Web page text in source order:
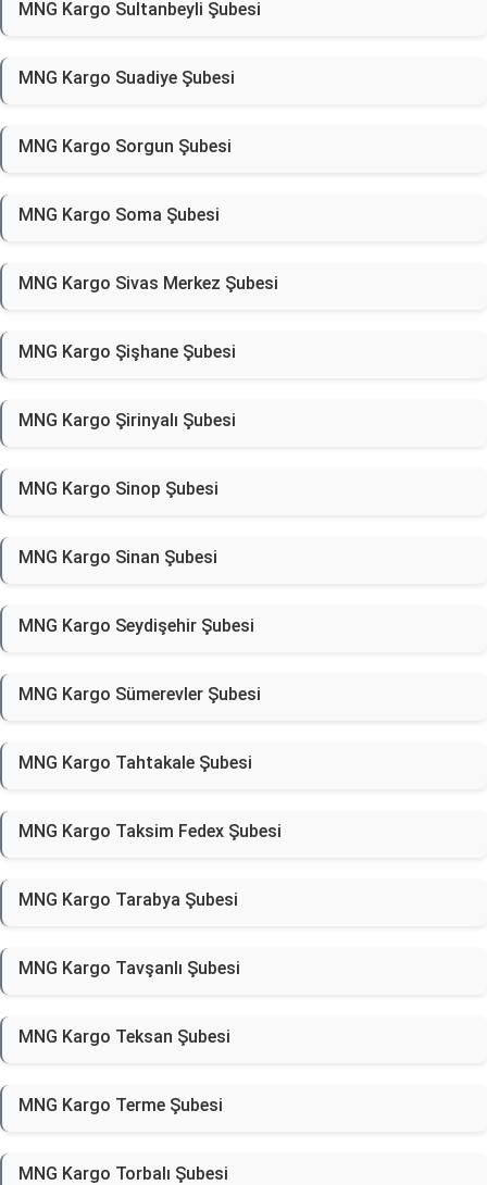
MNG Kargo Sultanbeyli Şubesi
MNG Kargo Suadiye Şubesi
MNG Kargo Sorgun Şubesi
MNG Kargo Soma Şubesi
MNG Kargo Sivas Merkez Şubesi
MNG Kargo Şişhane Şubesi
MNG Kargo Şirinyalı Şubesi
MNG Kargo Sinop Şubesi
MNG Kargo Sinan Şubesi
MNG Kargo Seydişehir Şubesi
MNG Kargo Sümerevler Şubesi
MNG Kargo Tahtakale Şubesi
MNG Kargo Taksim Fedex Şubesi
MNG Kargo Tarabya Şubesi
MNG Kargo Tavşanlı Şubesi
MNG Kargo Teksan Şubesi
MNG Kargo Terme Şubesi
MNG Kargo Torbalı Şubesi